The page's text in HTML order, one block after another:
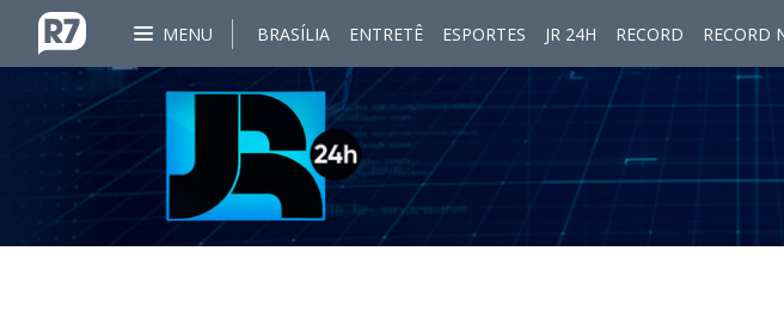
MENU BRASÍLIA ENTRETÊ ESPORTES JR 24H RECORD RECORD